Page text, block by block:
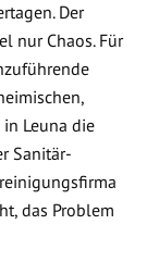
Der
nur Chaos. Für
Leuna die
Sanitär-
das Problem